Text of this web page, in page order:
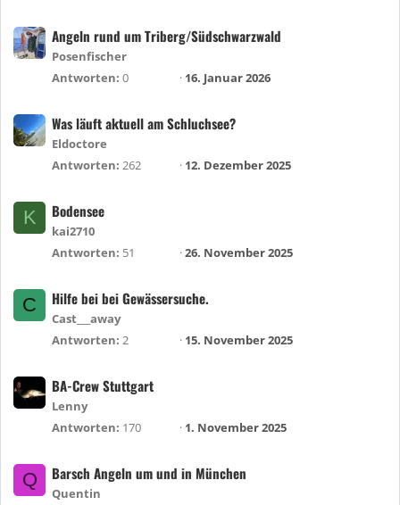
Angeln rund um Triberg/Südschwarzwald
Posenfischer
Antworten 0 16. Januar 2026
Was läuft aktuell am Schluchsee?
Eldoctore
Antworten 262 12. Dezember 2025
K Bodensee
kai2710
Antworten 51 26. November 2025
C Hilfe bei bei Gewässersuche.
Cast___away
Antworten 2 15. November 2025
BA-Crew Stuttgart
Lenny
Antworten 170 1. November 2025
Q Barsch Angeln um und in München
Quentin